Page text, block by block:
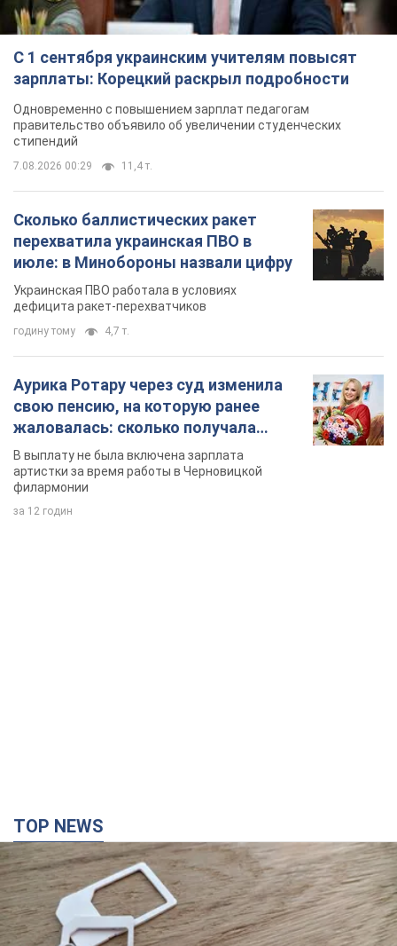
С 1 сентября украинским учителям повысят
зарплаты: Корецкий раскрыл подробности
Одновременно с повышением зарплат педагогам
правительство объявило об увеличении студенческих
стипендий
7.08.2026 00:29 11,4 т.
Сколько баллистических ракет
перехватила украинская ПВО в
июле: в Минобороны назвали цифру
Украинская ПВО работала в условиях
дефицита ракет-перехватчиков
годину тому 4,7 т.
Аурика Ротару через суд изменила
свою пенсию, на которую ранее
жаловалась: сколько получала
певица
В выплату не была включена зарплата
артистки за время работы в Черновицкой
филармонии
за 12 годин
TOP NEWS